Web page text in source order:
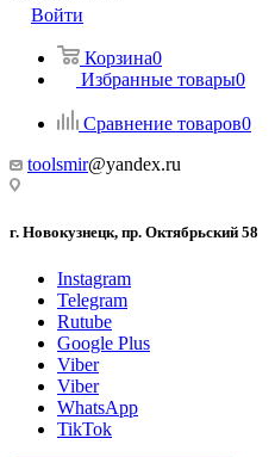
Войти
Корзина0
Избранные товары0
Сравнение товаров0
toolsmir@yandex.ru
г. Новокузнецк, пр. Октябрьский 58
Instagram
Telegram
Rutube
Google Plus
Viber
Viber
WhatsApp
TikTok